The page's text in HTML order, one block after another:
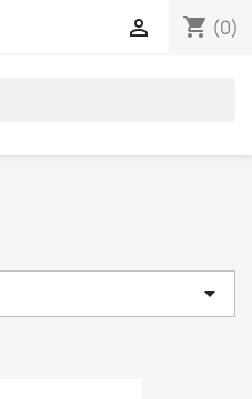
shopping_cart (0)

